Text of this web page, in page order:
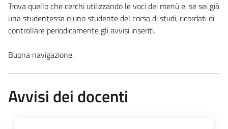
Trova quello che cerchi utilizzando le voci dei menù e, se sei già
una studentessa o uno studente del corso di studi, ricordati di
controllare periodicamente gli avvisi inseriti.
Buona navigazione.
Avvisi dei docenti